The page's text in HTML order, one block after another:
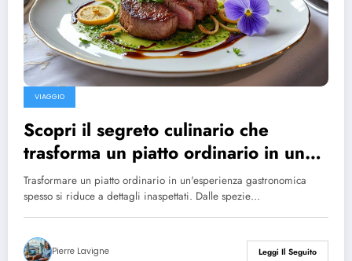
VIAGGIO
Scopri il segreto culinario che
trasforma un piatto ordinario in un
capolavoro
Trasformare un piatto ordinario in un'esperienza gastronomica
spesso si riduce a dettagli inaspettati. Dalle spezie…
Pierre Lavigne Leggi Il Seguito